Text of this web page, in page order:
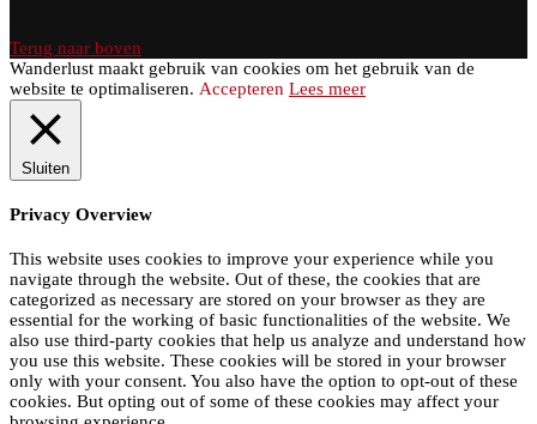
Terug naar boven
Wanderlust maakt gebruik van cookies om het gebruik van de
website te optimaliseren. Accepteren Lees meer
Sluiten
Privacy Overview
This website uses cookies to improve your experience while you
navigate through the website. Out of these, the cookies that are
categorized as necessary are stored on your browser as they are
essential for the working of basic functionalities of the website. We
also use third-party cookies that help us analyze and understand how
you use this website. These cookies will be stored in your browser
only with your consent. You also have the option to opt-out of these
cookies. But opting out of some of these cookies may affect your